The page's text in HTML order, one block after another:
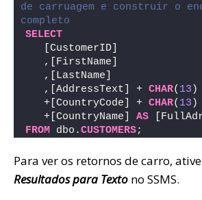
de carruagem e construir o
completo
SELECT
   [CustomerID]
   ,[FirstName]
   ,[LastName]
   ,[AddressText] +
CHAR( 13 )
   +[CountryCode] +
CHAR( 13 )
   +[CountryName]
AS
FROM dbo.CUSTOMERS;
Para ver os retornos de carro,
Resultados para Texto no SSMS.